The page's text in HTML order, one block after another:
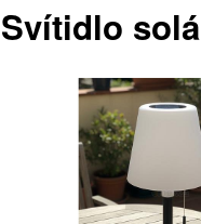
Svítidlo